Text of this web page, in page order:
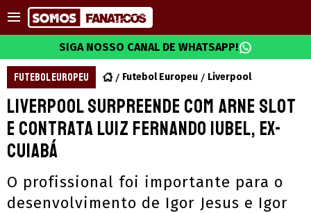
SIGA NOSSO CANAL DE WHATSAPP!
FUTEBOL EUROPEU Futebol Europeu Liverpool
Liverpool surpreende com Arne Slot
e contrata Luiz Fernando Iubel, ex-
Cuiabá
O profissional foi importante para o
desenvolvimento de Igor Jesus e Igor